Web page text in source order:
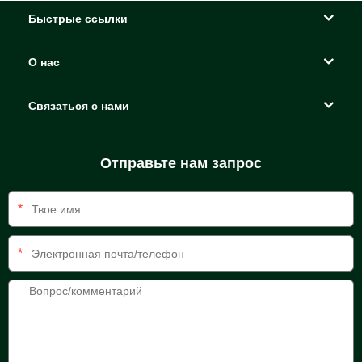
Быстрые ссылки
О нас
Связаться с нами
Отправьте нам запрос
*
*